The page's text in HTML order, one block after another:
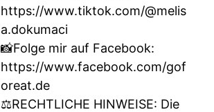
https://www.tiktok.com/@melis
a.dokumaci
📸Folge mir auf Facebook:
https://www.facebook.com/gof
oreat.de
⚖RECHTLICHE HINWEISE: Die